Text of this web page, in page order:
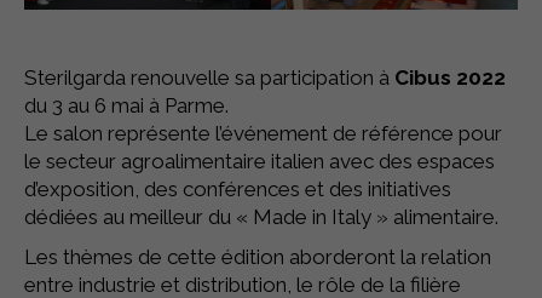
Sterilgarda renouvelle sa participation à Cibus 2022
du 3 au 6 mai à Parme.
Le salon représente l’événement de référence pour
le secteur agroalimentaire italien avec des espaces
d’exposition, des conférences et des initiatives
dédiées au meilleur du « Made in Italy » alimentaire.
Les thèmes de cette édition aborderont la relation
entre industrie et distribution, le rôle de la filière